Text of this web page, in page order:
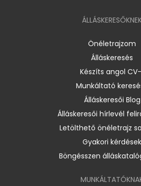
Önéletrajzom
Álláskeresés
Készíts angol
Munkáltató
Álláskeresői Blog
Álláskeresői hírlevél
Letölthető önéletrajz
Gyakori kérdések
Böngésszen